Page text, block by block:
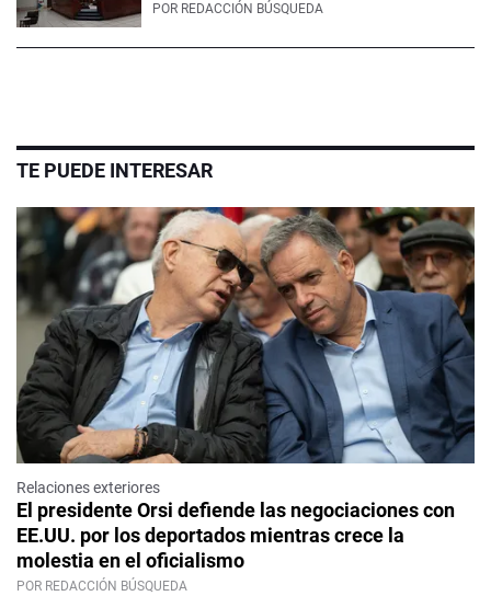
POR REDACCIÓN BÚSQUEDA
TE PUEDE INTERESAR
Relaciones exteriores
El presidente Orsi defiende las negociaciones con
EE.UU. por los deportados mientras crece la
molestia en el oficialismo
POR REDACCIÓN BÚSQUEDA